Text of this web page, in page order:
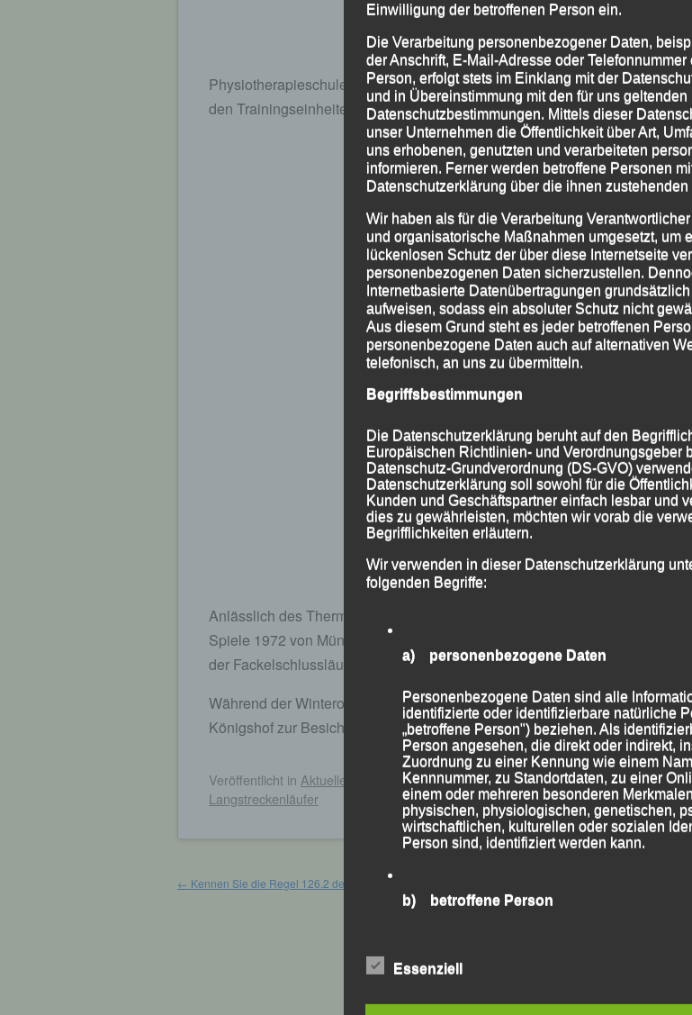
Physiotherapieschule der Johannesbad Akademie GmbH an und ließen
den Trainingseinheiten entsprechend „durchkneten“.
Anlässlich des Thermen – Marathon werden die Originalfackeln der
Spiele 1972 von München ausgestellt. Günter Zahn war bekanntermaßen
der Fackelschlussläufer und entzündete das Olympische Feuer.
Während der Winterolympiade werden die Trophäen der Allgemeinheit im
Königshof zur Besichtigung zugänglich gemacht.
Veröffentlicht in Aktuelles Archiv 2018 |Markiert mit Bad Füssing,Trainingslager
Langstreckenläufer
Beitragsnavigation
← Kennen Sie die Regel 126.2 der IWR?
Einwilligung der betroffenen Person ein.
Die Verarbeitung personenbezogener Daten,
der Anschrift, E-Mail-Adresse oder Telefonnummer
Person, erfolgt stets im Einklang mit der
und in Übereinstimmung mit den für uns
Datenschutzbestimmungen. Mittels dieser
unser Unternehmen die Öffentlichkeit über Art,
uns erhobenen, genutzten und verarbeiteten
informieren. Ferner werden betroffene Personen
Datenschutzerklärung über die ihnen
Wir haben als für die Verarbeitung
und organisatorische Maßnahmen umgesetzt, um
lückenlosen Schutz der über diese Internetseite
personenbezogenen Daten sicherzustellen.
Internetbasierte Datenübertragungen
aufweisen, sodass ein absoluter Schutz nicht
Aus diesem Grund steht es jeder betroffenen
personenbezogene Daten auch auf alternativen
telefonisch, an uns zu übermitteln.
Begriffsbestimmungen
Die Datenschutzerklärung beruht auf den
Europäischen Richtlinien- und Verordnungsgeber
Datenschutz-Grundverordnung (DS-GVO)
Datenschutzerklärung soll sowohl für die
Kunden und Geschäftspartner einfach lesbar und
dies zu gewährleisten, möchten wir vorab die
Begrifflichkeiten erläutern.
Wir verwenden in dieser Datenschutzerklärung
folgenden Begriffe:
a) personenbezogene Daten
Personenbezogene Daten sind alle
identifizierte oder identifizierbare natürliche
„betroffene Person") beziehen. Als
Person angesehen, die direkt oder indirekt,
Zuordnung zu einer Kennung wie einem
Kennnummer, zu Standortdaten, zu einer
einem oder mehreren besonderen
physischen, physiologischen, genetischen,
wirtschaftlichen, kulturellen oder sozialen
Person sind, identifiziert werden kann.
b) betroffene Person
Verarbeitung Verantwortlichen verarbeitet
Essenziell